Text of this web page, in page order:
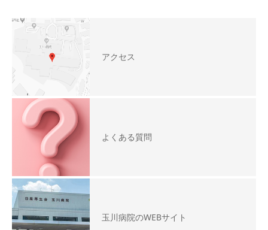
アクセス
よくある質問
玉川病院のWEBサイト